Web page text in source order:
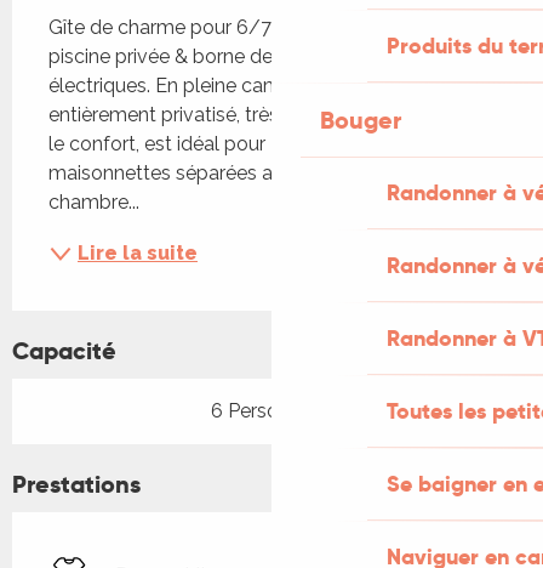
Produits du
Bouger
Randonner à
Randonner à
Randonner à
Toutes les
Se baigner en
Naviguer en
Gîte de charme pour 6/7 personnes, tout confort,
piscine privée & borne de recharge pour véhicules
électriques. En pleine campagne, cet ensemble
entièrement privatisé, très calme et doté de tout
le confort, est idéal pour 2 couples et 2 enfants (2
maisonnettes séparées avec pour chaque
chambre...
Lire la suite
Capacité
6 Personne(s)
Prestations